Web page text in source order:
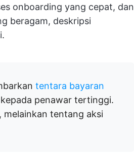
onboarding yang cepat, dan
beragam, deskripsi
tentara bayaran
kepada penawar tertinggi.
melainkan tentang aksi